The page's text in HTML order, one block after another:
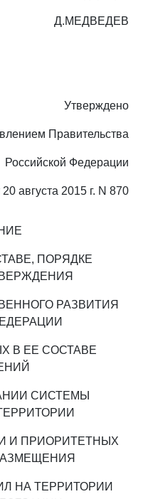
Д.МЕДВЕДЕВ
Утверждено
Правительства
Российской Федерации
20 августа 2015 г. N 870
ПОРЯДКЕ
РАЗВИТИЯ
В ЕЕ СОСТАВЕ
СИСТЕМЫ
И ПРИОРИТЕТНЫХ
НА ТЕРРИТОРИИ